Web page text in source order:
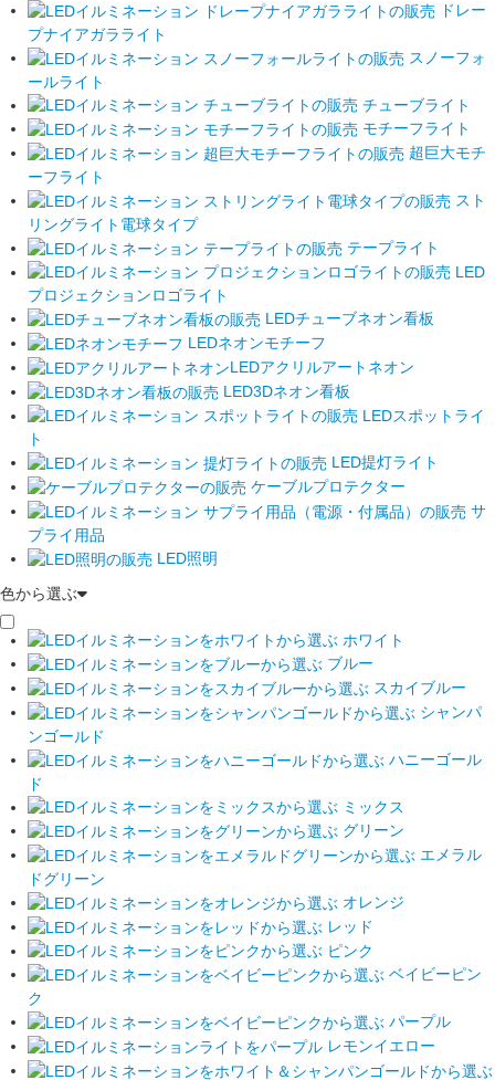
ドレー
プナイアガラライト
スノーフォ
ールライト
チューブライト
モチーフライト
超巨大モチ
ーフライト
スト
リングライト電球タイプ
テープライト
LED
プロジェクションロゴライト
LEDチューブネオン看板
LEDネオンモチーフ
LEDアクリルアートネオン
LED3Dネオン看板
LEDスポットライ
ト
LED提灯ライト
ケーブルプロテクター
サ
プライ用品
LED照明
色から選ぶ
ホワイト
ブルー
スカイブルー
シャンパ
ンゴールド
ハニーゴール
ド
ミックス
グリーン
エメラル
ドグリーン
オレンジ
レッド
ピンク
ベイビーピン
ク
パープル
レモンイエロー